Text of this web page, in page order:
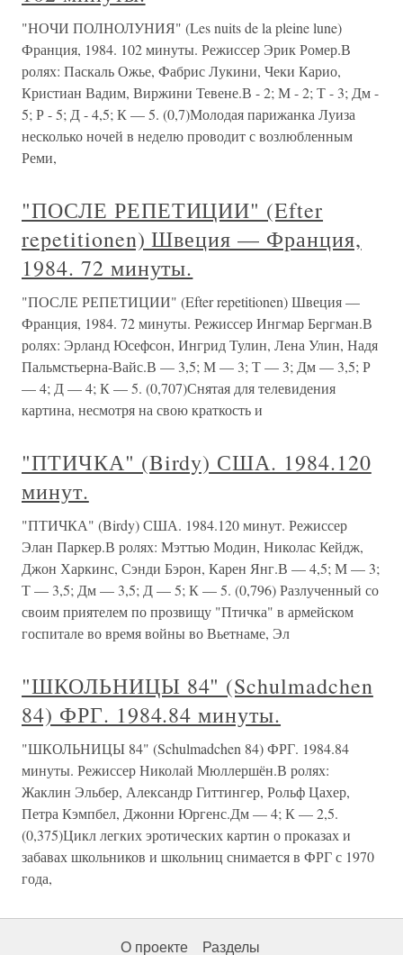
"НОЧИ ПОЛНОЛУНИЯ" (Les nuits de la pleine lune)
Франция, 1984. 102 минуты. Режиссер Эрик Ромер.В
ролях: Паскаль Ожье, Фабрис Лукини, Чеки Карио,
Кристиан Вадим, Виржини Тевене.В - 2; М - 2; Т - 3; Дм -
5; Р - 5; Д - 4,5; К — 5. (0,7)Молодая парижанка Луиза
несколько ночей в неделю проводит с возлюбленным
Реми,
"ПОСЛЕ РЕПЕТИЦИИ" (Efter
repetitionen) Швеция — Франция,
1984. 72 минуты.
"ПОСЛЕ РЕПЕТИЦИИ" (Efter repetitionen) Швеция —
Франция, 1984. 72 минуты. Режиссер Ингмар Бергман.В
ролях: Эрланд Юсефсон, Ингрид Тулин, Лена Улин, Надя
Пальмстьерна-Вайс.В — 3,5; М — 3; Т — 3; Дм — 3,5; Р
— 4; Д — 4; К — 5. (0,707)Снятая для телевидения
картина, несмотря на свою краткость и
"ПТИЧКА" (Birdy) США. 1984.120
минут.
"ПТИЧКА" (Birdy) США. 1984.120 минут. Режиссер
Элан Паркер.В ролях: Мэттью Модин, Николас Кейдж,
Джон Харкинс, Сэнди Бэрон, Карен Янг.В — 4,5; М — 3;
Т — 3,5; Дм — 3,5; Д — 5; К — 5. (0,796) Разлученный со
своим приятелем по прозвищу "Птичка" в армейском
госпитале во время войны во Вьетнаме, Эл
"ШКОЛЬНИЦЫ 84" (Schulmadchen
84) ФРГ. 1984.84 минуты.
"ШКОЛЬНИЦЫ 84" (Schulmadchen 84) ФРГ. 1984.84
минуты. Режиссер Николай Мюллершён.В ролях:
Жаклин Эльбер, Александр Гиттингер, Рольф Цахер,
Петра Кэмпбел, Джонни Юргенс.Дм — 4; К — 2,5.
(0,375)Цикл легких эротических картин о проказах и
забавах школьников и школьниц снимается в ФРГ с 1970
года,
О проекте Разделы